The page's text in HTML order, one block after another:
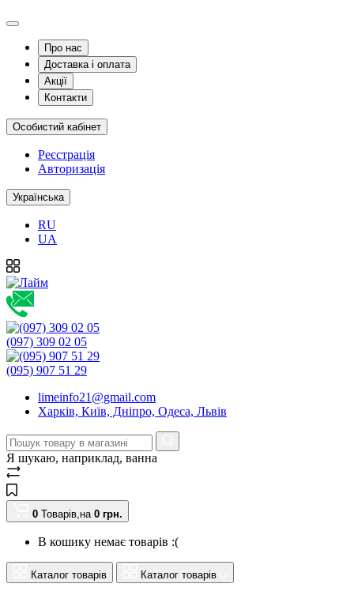
Про нас
Доставка і оплата
Акції
Контакти
Особистий кабінет
Реєстрація
Авторизація
Українська
RU
UA
(097) 309 02 05
(095) 907 51 29
limeinfo21@gmail.com
Харків, Київ, Дніпро, Одеса, Львів
Я шукаю, наприклад, ванна
0 Товарів,на 0 грн.
В кошику немає товарів :(
Каталог товарів Каталог товарів